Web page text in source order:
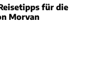
für die
Morvan